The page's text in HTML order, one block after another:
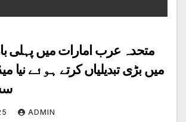
متحدہ عرب امارات میں پہلی
میں بڑی تبدیلیاں کرتے ہوئے نیا
ADMIN